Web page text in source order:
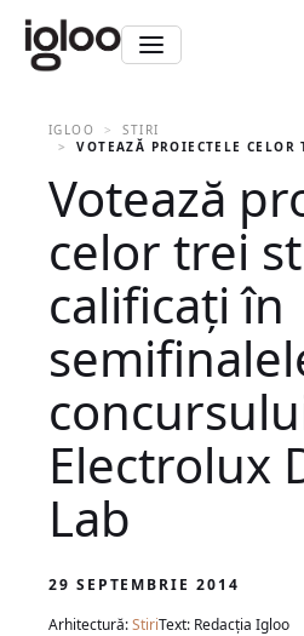
IGLOO
STIRI
VOTEAZĂ PROIECTELE
Votează
celor trei
calificați în
Electrolux
Lab
29 SEPTEMBRIE 2014
Arhitectură:StiriText: Redacția Igloo